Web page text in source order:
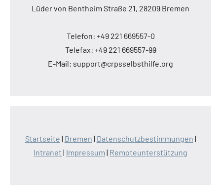
Lüder von Bentheim Straße 21, 28209 Bremen
Telefon: +49 221 669557-0
Telefax: +49 221 669557-99
E-Mail: support@crpsselbsthilfe.org
Startseite | Bremen | Datenschutzbestimmungen |
Intranet | Impressum | Remoteunterstützung